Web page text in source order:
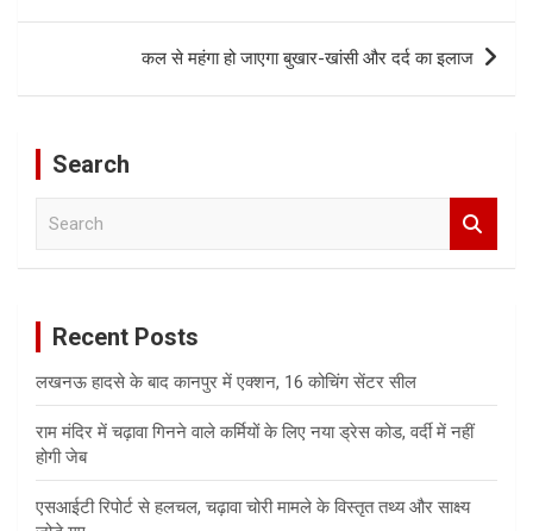
कल से महंगा हो जाएगा बुखार-खांसी और दर्द का इलाज
Search
Recent Posts
लखनऊ हादसे के बाद कानपुर में एक्शन, 16 कोचिंग सेंटर सील
राम मंदिर में चढ़ावा गिनने वाले कर्मियों के लिए नया ड्रेस कोड, वर्दी में नहीं
होगी जेब
एसआईटी रिपोर्ट से हलचल, चढ़ावा चोरी मामले के विस्तृत तथ्य और साक्ष्य